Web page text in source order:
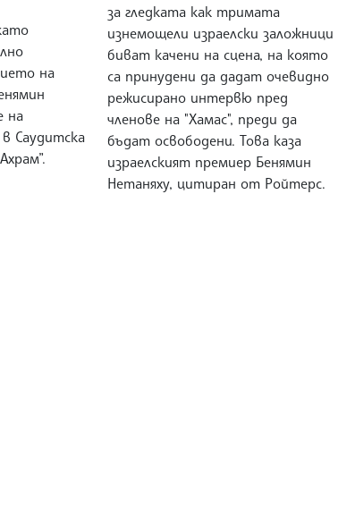
на
на
Саудитска
за гледката как тримата
изнемощели израелски заложници
биват качени на сцена, на която
са принудени да дадат очевидно
режисирано интервю пред
членове на "Хамас", преди да
бъдат освободени. Това каза
израелският премиер Бенямин
Нетаняху, цитиран от Ройтерс.